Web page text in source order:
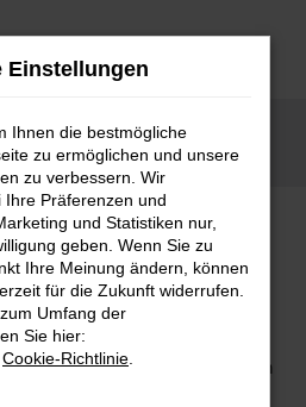
BAW
Kurze Wege nach
kaufen
nach Niddatal
günstig
von Expertinnen
Kundschaft aus
Einstellungen
Ihnen die bestmögliche
zu ermöglichen und unsere
zu verbessern. Wir
Präferenzen und
und Statistiken nur,
geben. Wenn Sie zu
Ihre Meinung ändern, können
für die Zukunft widerrufen.
Umfang der
Sie hier:
Cookie-Richtlinie